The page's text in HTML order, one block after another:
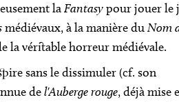
laFantasypour jouer le
médiévaux, à la manière duNom
la véritable horreur médiévale.
sans le dissimuler (cf. son
del'Auberge rouge, déjà mise